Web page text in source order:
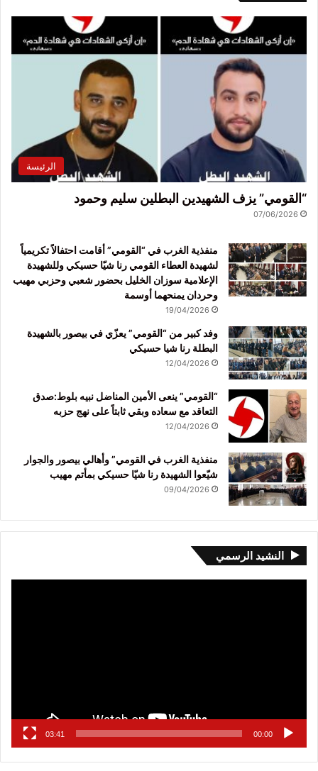
الرئيسة
“القومي” يزف الشهيدين البطلين سليم وحمود
07/06/2026
منفذية الغرب في “القومي” أقامت احتفالاً تكريمياً
لشهيدة العطاء القومي رنا شيّا حسيكي وللشهيدة
الإعلامية سوزان الخليل بحضور شعبي وحزبي مهيب
وحردان يمنحهما أوسمة
19/04/2026
وفد كبير من “القومي” يعزّي في بيصور بالشهيدة
البطلة رنا شيا حسيكي
12/04/2026
“القومي” ينعى الأمين المناضل نبيه بلوط:صدق
التعاقد مع سعاده وبقي ثابتاً على نهج حزبه
12/04/2026
منفذية الغرب في القومي” وأهالي بيصور والجوار
شيّعوا الشهيدة رنا شيّا حسيكي بمأتم مهيب
09/04/2026
النشيد الرسمي
00:00
03:41